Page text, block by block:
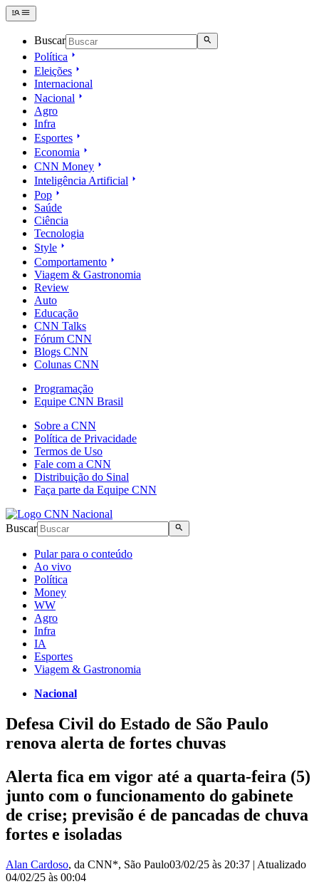
Buscar
Política
Eleições
Internacional
Nacional
Agro
Infra
Esportes
Economia
CNN Money
Inteligência Artificial
Pop
Saúde
Ciência
Tecnologia
Style
Comportamento
Viagem & Gastronomia
Review
Auto
Educação
CNN Talks
Fórum CNN
Blogs CNN
Colunas CNN
Programação
Equipe CNN Brasil
Sobre a CNN
Política de Privacidade
Termos de Uso
Fale com a CNN
Distribuição do Sinal
Faça parte da Equipe CNN
Buscar
Pular para o conteúdo
Ao vivo
Política
Money
WW
Agro
Infra
IA
Esportes
Viagem & Gastronomia
Nacional
Defesa Civil do Estado de São Paulo
renova alerta de fortes chuvas
Alerta fica em vigor até a quarta-feira (5)
junto com o funcionamento do gabinete
de crise; previsão é de pancadas de chuva
fortes e isoladas
Alan Cardoso, da CNN*, São Paulo03/02/25 às 20:37 | Atualizado
04/02/25 às 00:04